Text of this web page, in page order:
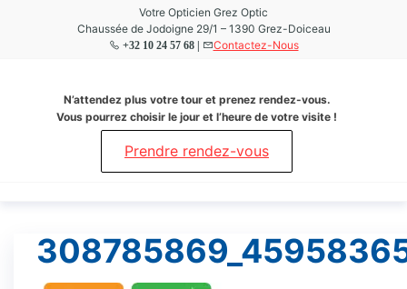
Votre Opticien Grez Optic
Chaussée de Jodoigne 29/1 – 1390 Grez-Doiceau
+32 10 24 57 68 | Contactez-Nous
Grez
Optic
à Grez-
N’attendez plus votre tour et prenez rendez-vous.
Vous pourrez choisir le jour et l’heure de votre visite !
Prendre rendez-vous